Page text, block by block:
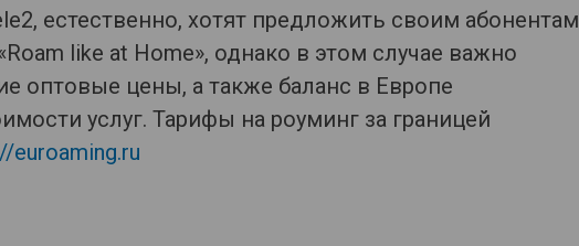
естественно, хотят предложить своим абонентам
like at Home», однако в этом случае важно
оптовые цены, а также баланс в Европе
услуг. Тарифы на роуминг за границей
euroaming.ru